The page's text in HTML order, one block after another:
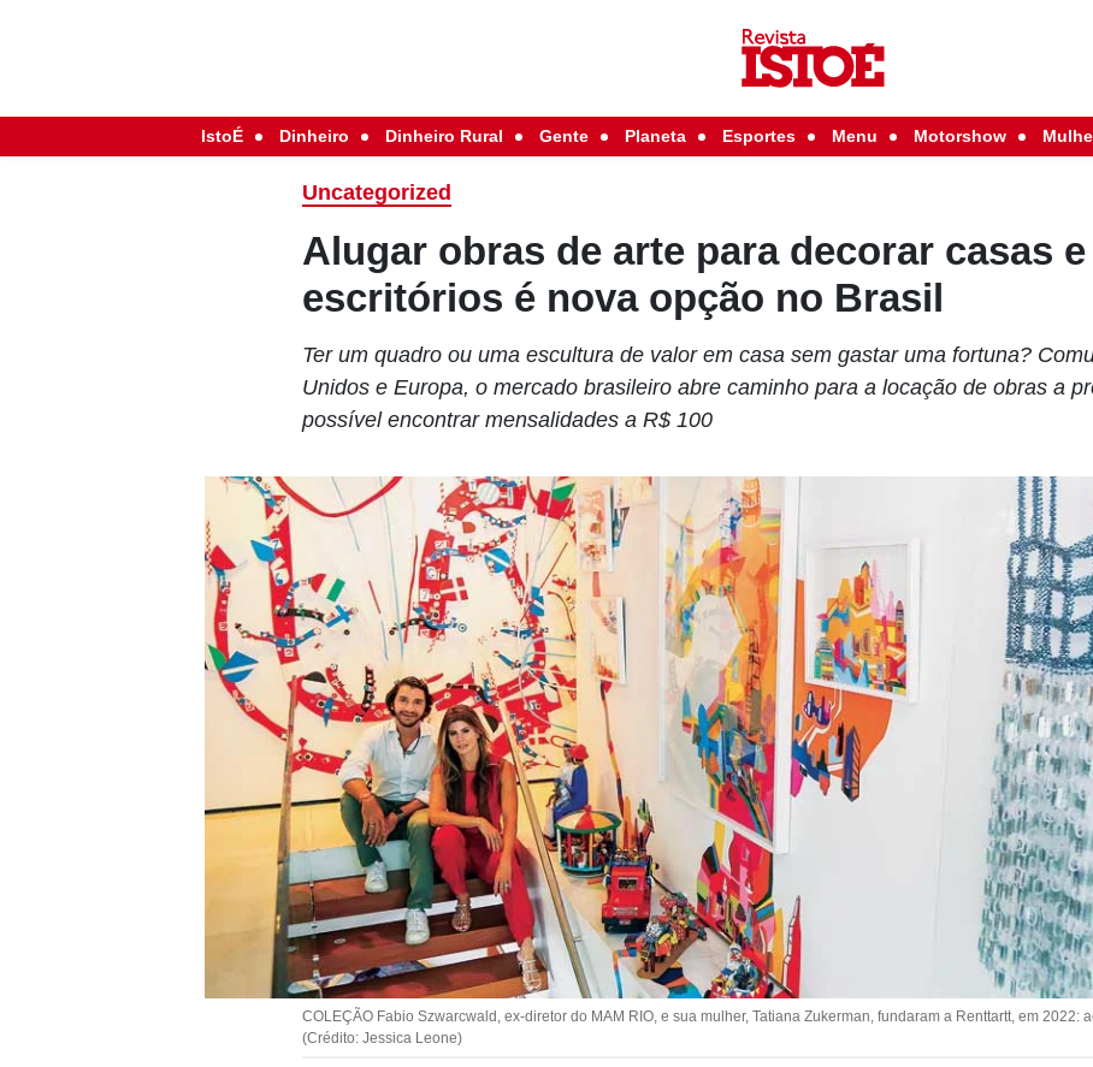
IstoÉ Dinheiro Dinheiro Rural Gente Planeta Esportes Menu Motorshow
Uncategorized
Alugar obras de arte para decorar casas e
escritórios é nova opção no Brasil
Ter um quadro ou uma escultura de valor em casa sem gastar uma fortuna?
Unidos e Europa, o mercado brasileiro abre caminho para a locação de obras a
possível encontrar mensalidades a R$ 100
COLEÇÃO Fabio Szwarcwald, ex-diretor do MAM RIO, e sua mulher, Tatiana Zukerman, fundaram a Renttartt, em 2022:
(Crédito: Jessica Leone)